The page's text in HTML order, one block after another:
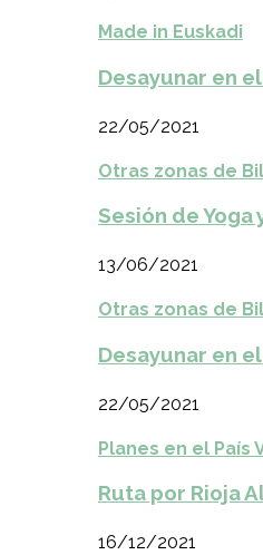
Made in Euskadi
Desayunar en
22/05/2021
Otras zonas de
Sesión de Yoga
13/06/2021
Otras zonas de
Desayunar en
22/05/2021
Planes en el País
Ruta por Rioja
16/12/2021